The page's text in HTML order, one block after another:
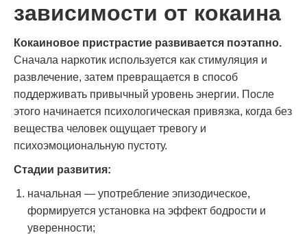
зависимости от кокаина
Кокаиновое пристрастие развивается поэтапно.
Сначала наркотик используется как стимуляция и
развлечение, затем превращается в способ
поддерживать привычный уровень энергии. После
этого начинается психологическая привязка, когда без
вещества человек ощущает тревогу и
психоэмоциональную пустоту.
Стадии развития:
начальная — употребление эпизодическое,
формируется установка на эффект бодрости и
уверенности;